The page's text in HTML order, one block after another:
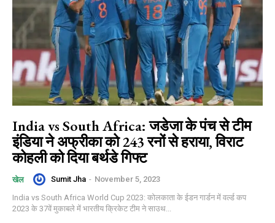
India vs South Africa: जडेजा के पंच से टीम
इंडिया ने अफ्रीका को 243 रनों से हराया, विराट
कोहली को दिया बर्थडे गिफ्ट
खेल Sumit Jha - November 5, 2023
India vs South Africa World Cup 2023: कोलकाता के ईडन गार्डन में वर्ल्ड कप
2023 के 37वें मुकाबले में भारतीय क्रिकेट टीम ने साउथ...